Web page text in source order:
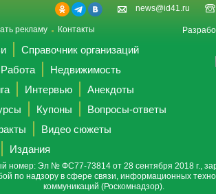
news@id41.ru
рекламу Контакты
Справочник организаций
Работа
Недвижимость
Интервью
Анекдоты
Купоны
Вопросы-ответы
Видео сюжеты
Издания
номер: Эл № ФС77-73814 от 28 сентября 2018 г.,
по надзору в сфере связи, информационных
коммуникаций (Роскомнадзор).